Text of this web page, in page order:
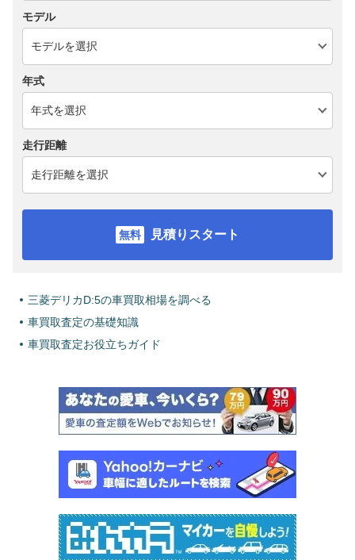
モデル
年式
走行距離
見積りスタート
三菱デリカD:5の車買取相場を調べる
車買取査定の基礎知識
車買取査定お役立ちガイド